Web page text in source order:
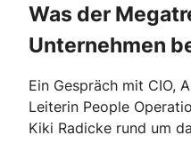
Was der
Unternehmen
Ein Gespräch mit CIO,
Leiterin People
Kiki Radicke rund um